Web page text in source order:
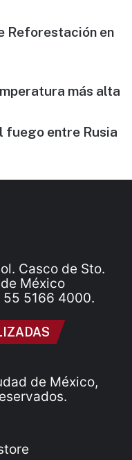
Reforestación en
más alta
fuego entre Rusia
Casco de Sto.
México
5166 4000.
de México,